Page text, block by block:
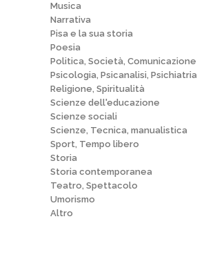
Musica
Narrativa
Pisa e la sua storia
Poesia
Politica, Società, Comunicazione
Psicologia, Psicanalisi, Psichiatria
Religione, Spiritualità
Scienze dell'educazione
Scienze sociali
Scienze, Tecnica, manualistica
Sport, Tempo libero
Storia
Storia contemporanea
Teatro, Spettacolo
Umorismo
Altro